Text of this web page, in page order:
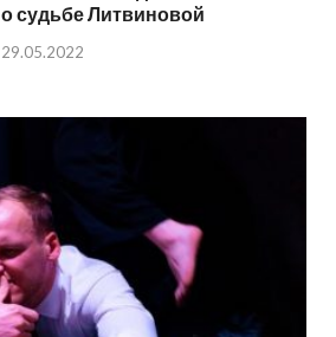
о судьбе Литвиновой
29.05.2022